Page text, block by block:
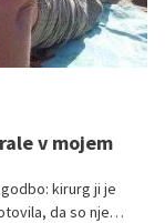
v mojem
kirurg ji je
da so njeni